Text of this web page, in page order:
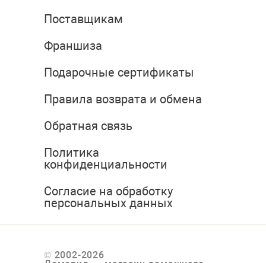
Поставщикам
Франшиза
Подарочные сертификаты
Правила возврата и обмена
Обратная связь
Политика
конфиденциальности
Согласие на обработку
персональных данных
© 2002-2026